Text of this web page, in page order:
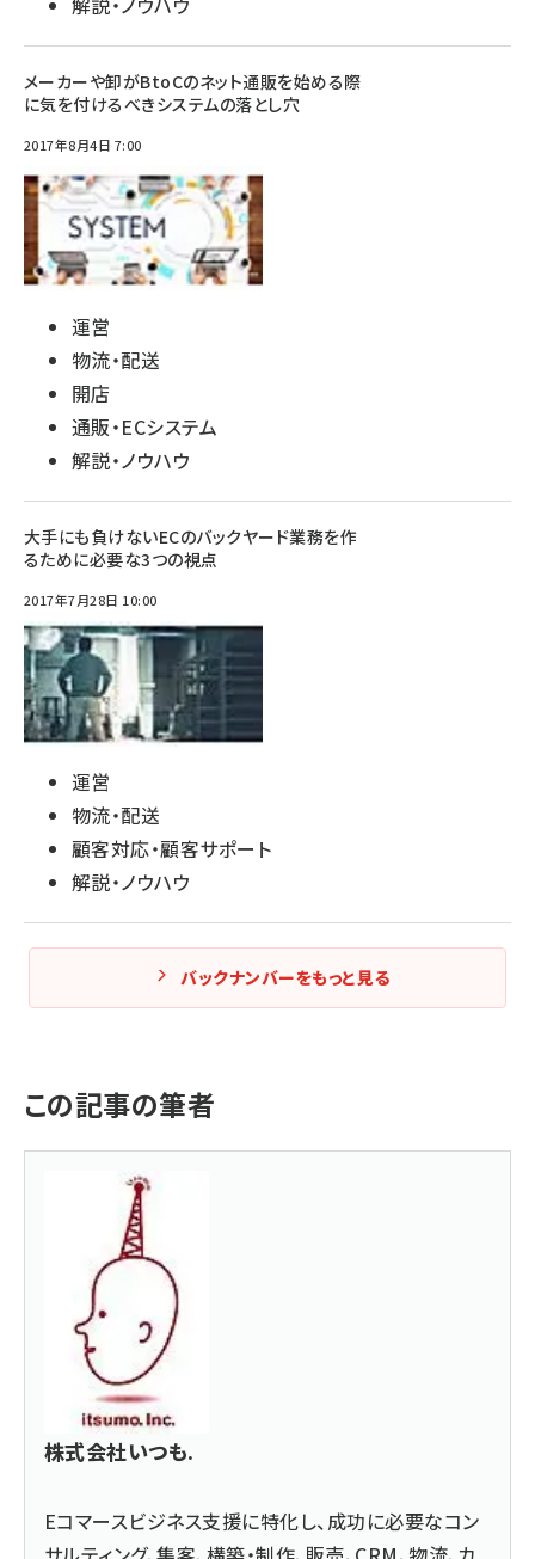
メーカーや卸がBtoCのネット通販を始める際
に気を付けるべきシステムの落とし穴
2017年8月4日 7:00
運営
物流・配送
開店
通販・ECシステム
解説・ノウハウ
大手にも負けないECのバックヤード業務を作
るために必要な3つの視点
2017年7月28日 10:00
運営
物流・配送
顧客対応・顧客サポート
解説・ノウハウ
バックナンバーをもっと見る
この記事の筆者
株式会社いつも.
Eコマースビジネス支援に特化し、成功に必要なコン